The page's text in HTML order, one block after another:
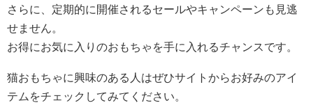
さらに、定期的に開催されるセールやキャンペーンも見逃
せません。
お得にお気に入りのおもちゃを手に入れるチャンスです。
猫おもちゃに興味のある人はぜひサイトからお好みのアイ
テムをチェックしてみてください。